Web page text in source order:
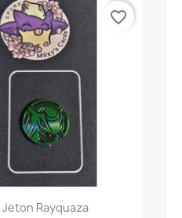
Aperçu rapide
Jeton Rayquaza
favorite_border